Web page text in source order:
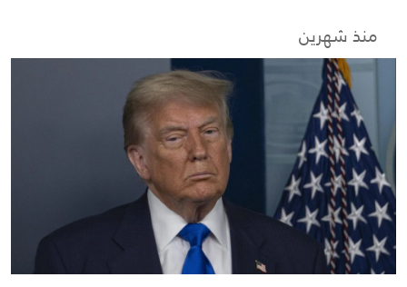
منذ شهرين